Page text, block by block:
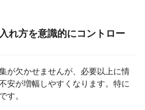
れ方を意識的にコントロー
が欠かせませんが、必要以上に情
安が増幅しやすくなります。特に
す。